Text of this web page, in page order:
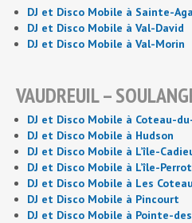
DJ et Disco Mobile à Sainte-
DJ et Disco Mobile à Val-David
DJ et Disco Mobile à Val-Morin
VAUDREUIL –
DJ et Disco Mobile à Coteau-
DJ et Disco Mobile à Hudson
DJ et Disco Mobile à L’île-
DJ et Disco Mobile à L’île-Perrot
DJ et Disco Mobile à Les
DJ et Disco Mobile à Pincourt
DJ et Disco Mobile à Pointe-